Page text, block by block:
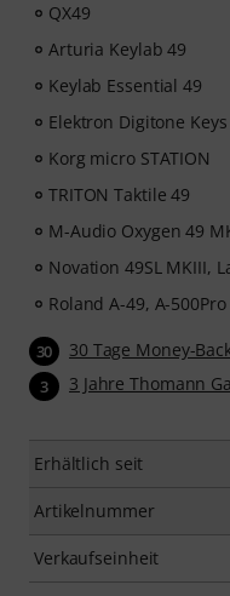
QX49
Arturia Keylab 49
Keylab Essential 49
Elektron Digitone Keys
Korg micro STATION
TRITON Taktile 49
M-Audio Oxygen 49
Novation 49SL MKIII,
Roland A-49, A-500Pro
30 30 Tage Money-
3 3 Jahre Thomann
Erhältlich seit
Artikelnummer
Verkaufseinheit